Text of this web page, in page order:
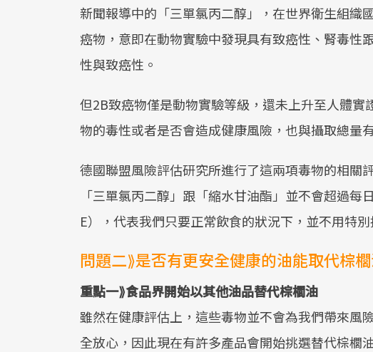
新聞報導中的「三單氯丙二醇」，在世界衛生組織
癌物，意即在動物實驗中發現具有致癌性、腎毒性
性與致癌性。
但2B致癌物僅是動物實驗等級，還未上升至人體
物的毒性或者是否會造成健康風險，也與攝取總量
德國聯盟風險評估研究所進行了這兩項毒物的相關
「三單氯丙二醇」跟「縮水甘油酯」並不會超過
E），代表我們只要正常飲食的狀況下，並不用特別
問題二⟫是否有更安全健康的油能取代棕櫚
重點一⟫食品界開始以其他油品替代棕櫚油
雖然在健康評估上，這些毒物並不會為我們帶來風
全放心，因此現在有許多產品會開始挑選替代棕櫚